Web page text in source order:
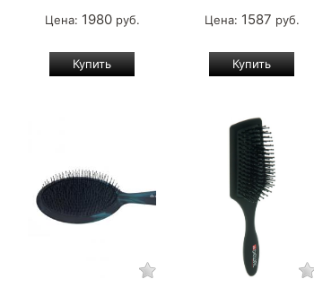
Цена: 1980руб. Цена: 1587 руб.